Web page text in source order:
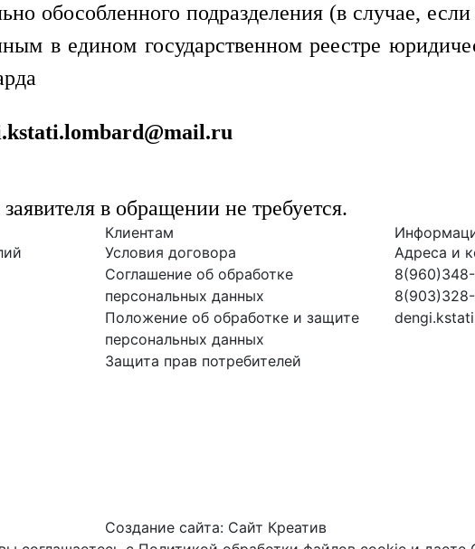
обособленного подразделения (в случае,
в едином государственном реестре
в обращении не требуется.
Клиентам
Условия договора
Соглашение об обработке
персональных данных
Положение об обработке и защите
персональных данных
Защита прав потребителей
Адреса и
Создание сайта: Сайт Креатив